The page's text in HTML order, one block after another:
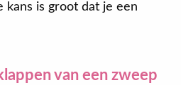
kans is groot dat je een
van een zweep